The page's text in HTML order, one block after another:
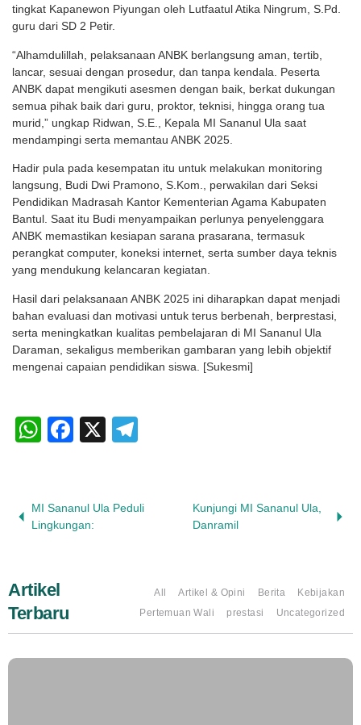
tingkat Kapanewon Piyungan oleh Lutfaatul Atika Ningrum, S.Pd.
guru dari SD 2 Petir.
“Alhamdulillah, pelaksanaan ANBK berlangsung aman, tertib,
lancar, sesuai dengan prosedur, dan tanpa kendala. Peserta
ANBK dapat mengikuti asesmen dengan baik, berkat dukungan
semua pihak baik dari guru, proktor, teknisi, hingga orang tua
murid,” ungkap Ridwan, S.E., Kepala MI Sananul Ula saat
mendampingi serta memantau ANBK 2025.
Hadir pula pada kesempatan itu untuk melakukan monitoring
langsung, Budi Dwi Pramono, S.Kom., perwakilan dari Seksi
Pendidikan Madrasah Kantor Kementerian Agama Kabupaten
Bantul. Saat itu Budi menyampaikan perlunya penyelenggara
ANBK memastikan kesiapan sarana prasarana, termasuk
perangkat computer, koneksi internet, serta sumber daya teknis
yang mendukung kelancaran kegiatan.
Hasil dari pelaksanaan ANBK 2025 ini diharapkan dapat menjadi
bahan evaluasi dan motivasi untuk terus berbenah, berprestasi,
serta meningkatkan kualitas pembelajaran di MI Sananul Ula
Daraman, sekaligus memberikan gambaran yang lebih objektif
mengenai capaian pendidikan siswa. [Sukesmi]
WhatsApp
Facebook
X
MI Sananul Ula Peduli
Lingkungan:
Kunjungi MI Sananul Ula,
Danramil
Artikel
Terbaru
All Artikel & Opini Berita
Kebijakan
Pertemuan Wali
prestasi Uncategorized